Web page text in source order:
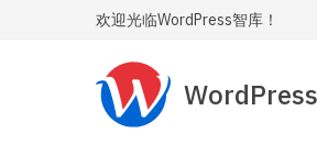
欢迎光临WordPress智库！